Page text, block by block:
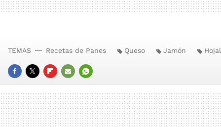
FACEBOOK
TWITTERFLIPBOARD
E-
MAIL
WHATSAPP
TEMAS Recetas de Panes Queso Jamón